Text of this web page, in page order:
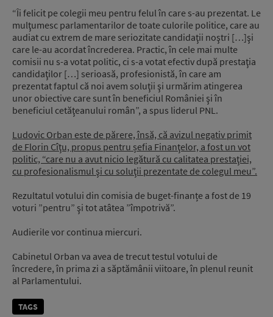
“Îi felicit pe colegii meu pentru felul în care s-au prezentat. Le
mulţumesc parlamentarilor de toate culorile politice, care au
audiat cu extrem de mare seriozitate candidaţii noştri […]şi
care le-au acordat încrederea. Practic, în cele mai multe
comisii nu s-a votat politic, ci s-a votat efectiv după prestaţia
candidaţilor […] serioasă, profesionistă, în care am
prezentat faptul că noi avem soluţii şi urmărim atingerea
unor obiective care sunt în beneficiul României şi în
beneficiul cetăţeanului român”, a spus liderul PNL.
Ludovic Orban este de părere, însă, că avizul negativ primit
de Florin Cîţu, propus pentru șefia Finanţelor, a fost un vot
politic, “care nu a avut nicio legătură cu calitatea prestaţiei,
cu profesionalismul şi cu soluţii prezentate de colegul meu”.
Rezultatul votului din comisia de buget-finanțe a fost de 19
voturi ”pentru” şi tot atâtea ”împotrivă”.
Audierile vor continua miercuri.
Cabinetul Orban va avea de trecut testul votului de
încredere, în prima zi a săptămânii viitoare, în plenul reunit
al Parlamentului.
TAGS